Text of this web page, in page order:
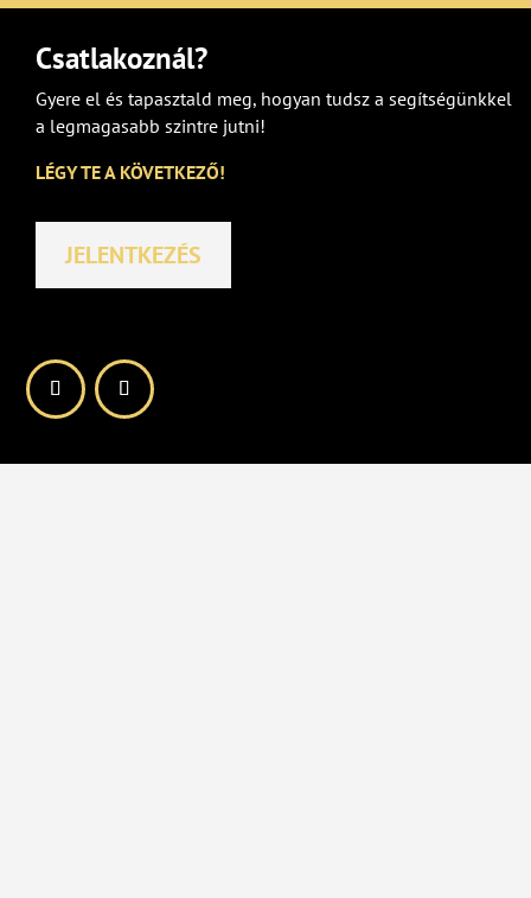
Csatlakoznál?
Gyere el és tapasztald meg, hogyan tudsz a segítségünkkel
a legmagasabb szintre jutni!
LÉGY TE A KÖVETKEZŐ!
JELENTKEZÉS